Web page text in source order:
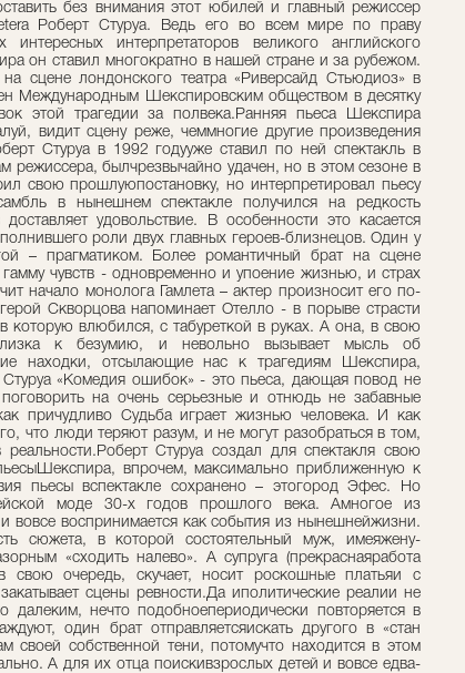
без внимания этот юбилей и главный режиссер
Роберт Стуруа. Ведь его во всем мире по праву
интерпретаторов великого английского
он ставил многократно в нашей стране и за рубежом.
на сцене лондонского театра «Риверсайд Стьюдиоз» в
Международным Шекспировским обществом в десятку
этой трагедии за полвека.Ранняя пьеса Шекспира
видит сцену реже, чеммногие другие произведения
Стуруа в 1992 годууже ставил по ней спектакль в
режиссера, былчрезвычайно удачен, но в этом сезоне в
свою прошлуюпостановку, но интерпретировал пьесу
в нынешнем спектакле получился на редкость
удовольствие. В особенности это касается
роли двух главных героев-близнецов. Один у
– прагматиком. Более романтичный брат на сцене
чувств - одновременно и упоение жизнью, и страх
начало монолога Гамлета – актер произносит его по-
Скворцова напоминает Отелло - в порыве страсти
которую влюбился, с табуреткой в руках. А она, в свою
к безумию, и невольно вызывает мысль об
находки, отсылающие нас к трагедиям Шекспира,
«Комедия ошибок» - это пьеса, дающая повод не
на очень серьезные и отнюдь не забавные
причудливо Судьба играет жизнью человека. И как
что люди теряют разум, и не могут разобраться в том,
Стуруа создал для спектакля свою
впрочем, максимально приближенную к
пьесы вспектакле сохранено – этогород Эфес. Но
моде 30-х годов прошлого века. Амногое из
вовсе воспринимается как события из нынешнейжизни.
сюжета, в которой состоятельный муж, имеяжену-
«сходить налево». А супруга (прекраснаяработа
свою очередь, скучает, носит роскошные платьяи с
сцены ревности.Да иполитические реалии не
далеким, нечто подобноепериодически повторяется в
один брат отправляетсяискать другого в «стан
своей собственной тени, потомучто находится в этом
А для их отца поискивзрослых детей и вовсе едва-